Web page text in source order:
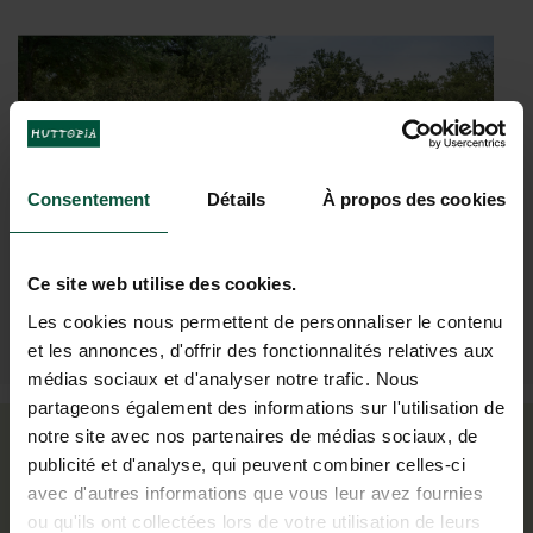
Consentement Détails À propos des cookies
Ce site web utilise des cookies.
Les cookies nous permettent de personnaliser le contenu
et les annonces, d'offrir des fonctionnalités relatives aux
médias sociaux et d'analyser notre trafic. Nous
partageons également des informations sur l'utilisation de
notre site avec nos partenaires de médias sociaux, de
publicité et d'analyse, qui peuvent combiner celles-ci
avec d'autres informations que vous leur avez fournies
ou qu'ils ont collectées lors de votre utilisation de leurs
Échappez à la chaleur de la ville, profitez de
la fraîcheur de la nature !